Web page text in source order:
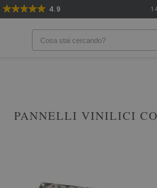
4.9
PANNELLI VINILICI